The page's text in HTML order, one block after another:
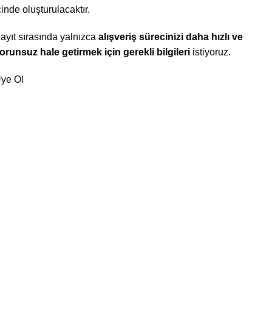
oluşturulacaktır.
sırasında yalnızca alışveriş sürecinizi daha hızlı ve
hale getirmek için gerekli bilgileri istiyoruz.
Ol